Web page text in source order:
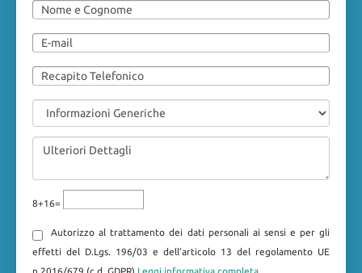
8+16=
Autorizzo al trattamento dei dati personali ai sensi e per gli
effetti del D.Lgs. 196/03 e dell’articolo 13 del regolamento UE